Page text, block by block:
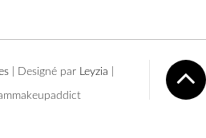
| Designé par Leyzia